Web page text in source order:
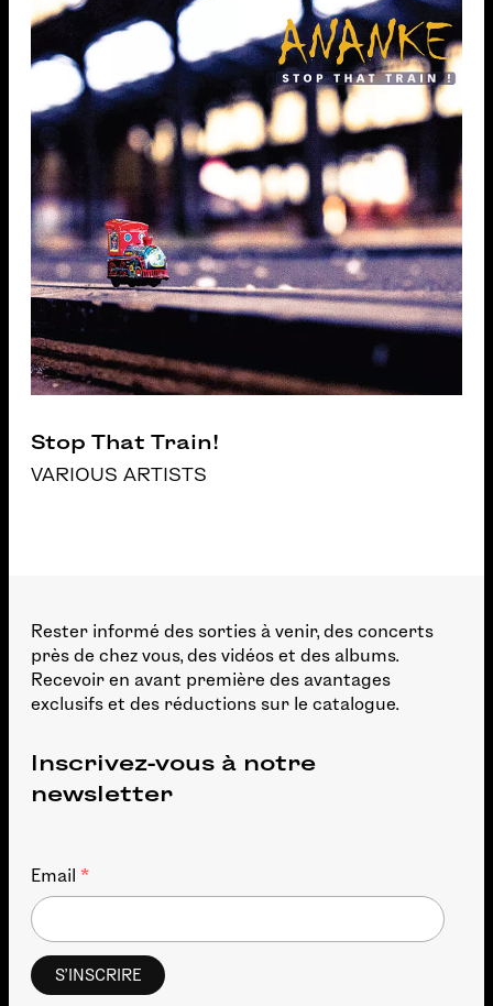
Stop That Train!
VARIOUS ARTISTS
Rester informé des sorties à venir, des concerts
près de chez vous, des vidéos et des albums.
Recevoir en avant première des avantages
exclusifs et des réductions sur le catalogue.
Inscrivez-vous à notre
newsletter
Email *